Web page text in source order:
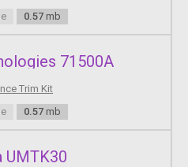
0.57 mb
71500A
Trim Kit
0.57 mb
UMTK30